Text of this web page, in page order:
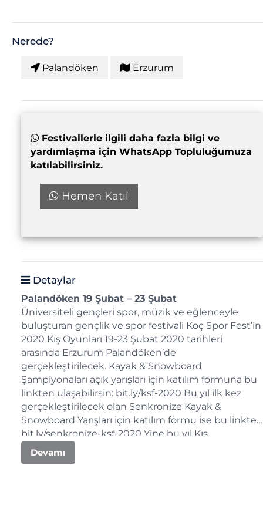
Nerede?
Palandöken Erzurum
Festivallerle ilgili daha fazla bilgi ve
yardımlaşma için WhatsApp Topluluğumuza
katılabilirsiniz.
Hemen Katıl
Detaylar
Palandöken 19 Şubat – 23 Şubat
Üniversiteli gençleri spor, müzik ve eğlenceyle
buluşturan gençlik ve spor festivali Koç Spor Fest’in
2020 Kış Oyunları 19-23 Şubat 2020 tarihleri
arasında Erzurum Palandöken’de
gerçekleştirilecek. Kayak & Snowboard
Şampiyonaları açık yarışları için katılım formuna bu
linkten ulaşabilirsin: bit.ly/ksf-2020 Bu yıl ilk kez
gerçekleştirilecek olan Senkronize Kayak &
Snowboard Yarışları için katılım formu ise bu linkte:
bit.ly/senkronize-ksf-2020 Yine bu yıl Kış
Oyunları’nda ilk kez gerçekleştirilecek olan Kar
Voleybolu müsabakaları için talimatname ve katılım
Devamı